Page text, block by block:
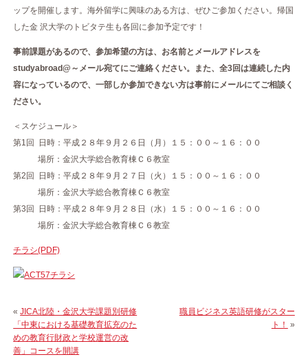
ップを開催します。海外留学に興味のある方は、ぜひご参加ください。帰国
した金 沢大学のトビタテ生も各回に参加予定です！
事前課題があるので、参加希望の方は、お名前とメールアドレスを
studyabroad@～メール宛てにご連絡ください。また、全3回は連続した内
容になっているので、一部しか参加できない方は事前にメールにてご相談く
ださい。
＜スケジュール＞
第1回 日時：平成２８年９月２６日（月）１５：００～１６：００
場所：金沢大学総合教育棟Ｃ６教室
第2回 日時：平成２８年９月２７日（火）１５：００～１６：００
場所：金沢大学総合教育棟Ｃ６教室
第3回 日時：平成２８年９月２８日（水）１５：００～１６：００
場所：金沢大学総合教育棟Ｃ６教室
チラシ(PDF)
«JICA北陸・金沢大学課題別研修
「中東における基礎教育拡充のた
めの教育行財政と学校運営の改
善」コースを開講
職員ビジネス英語研修がスター
ト！ »